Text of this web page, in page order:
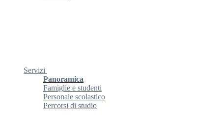
Servizi
Panoramica
Famiglie e studenti
Personale scolastico
Percorsi di studio